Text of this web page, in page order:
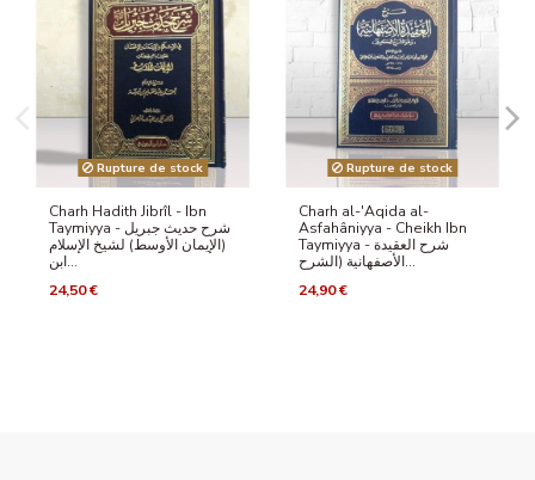
Rupture de stock
Charh Hadith Jibrîl - Ibn
Taymiyya - شرح حديث جبريل
(الإيمان الأوسط) لشيخ الإسلام
ابن...
24,50 €
Rupture de stock
Charh al-'Aqida al-
Asfahâniyya - Cheikh Ibn
Taymiyya - شرح العقيدة
الأصفهانية (الشرح...
24,90 €